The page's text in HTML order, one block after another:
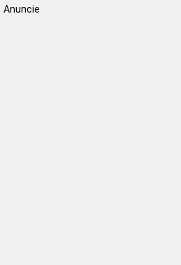
Anuncie